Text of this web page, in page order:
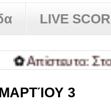
LIVE
Στον
3